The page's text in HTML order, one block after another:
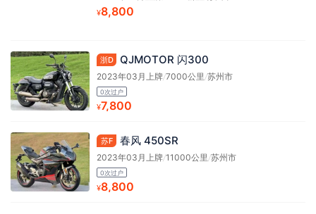
¥8,800
浙D QJMOTOR 闪300
2023年03月上牌/7000公里/苏州市
0次过户
¥7,800
苏F 春风 450SR
2023年03月上牌/11000公里/苏州市
0次过户
¥8,800